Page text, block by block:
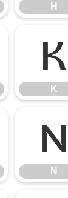
H
K
K
N
N